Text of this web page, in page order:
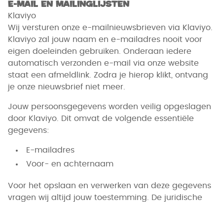
E-mail en mailinglijsten
Klaviyo
Wij versturen onze e-mailnieuwsbrieven via Klaviyo.
Klaviyo zal jouw naam en e-mailadres nooit voor
eigen doeleinden gebruiken. Onderaan iedere
automatisch verzonden e-mail via onze website
staat een afmeldlink. Zodra je hierop klikt, ontvang
je onze nieuwsbrief niet meer.
Jouw persoonsgegevens worden veilig opgeslagen
door Klaviyo. Dit omvat de volgende essentiële
gegevens:
E-mailadres
Voor- en achternaam
Voor het opslaan en verwerken van deze gegevens
vragen wij altijd jouw toestemming. De juridische